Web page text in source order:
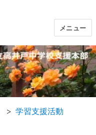
メニュー
学習支援活動